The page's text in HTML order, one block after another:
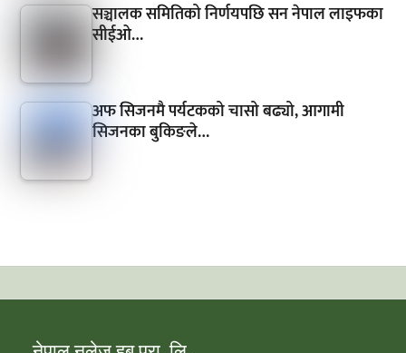
सञ्चालक समितिको निर्णयपछि सन नेपाल लाइफका
सीईओ…
अफ सिजनमै पर्यटकको चासो बढ्यो, आगामी
सिजनका बुकिङले…